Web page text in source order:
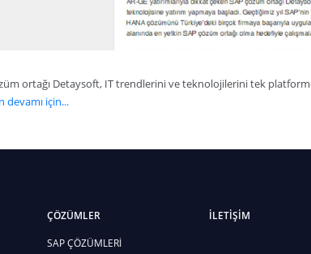
ortağı Detaysoft, IT trendlerini ve teknolojilerini tek
devamı için...
ÇÖZÜMLER
SAP ÇÖZÜMLERİ
İLETİŞİM